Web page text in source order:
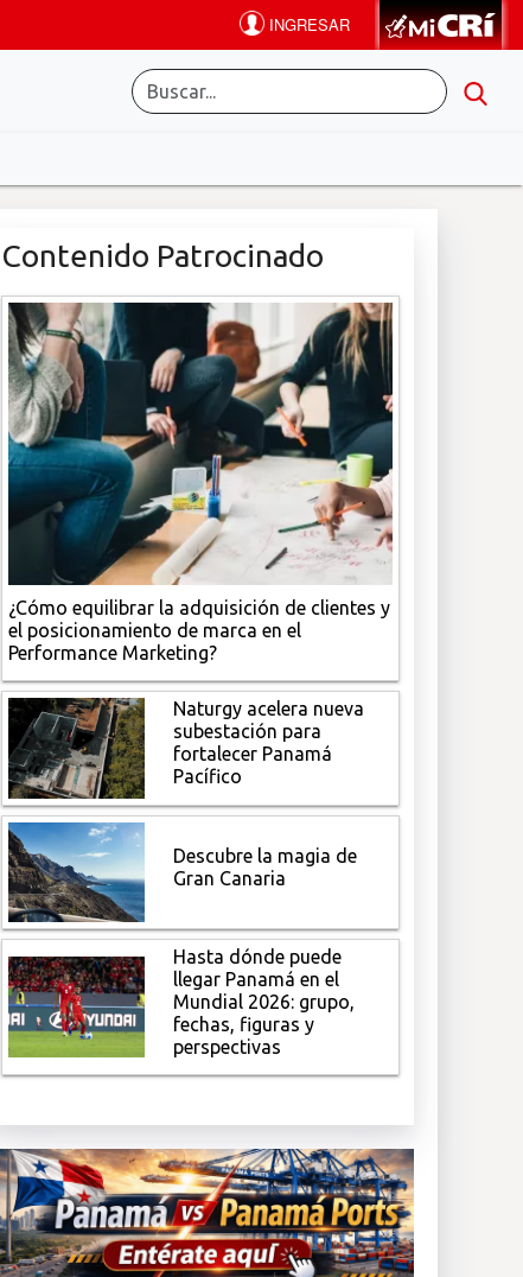
Contenido Patrocinado
¿Cómo equilibrar la adquisición de clientes y
el posicionamiento de marca en el
Performance Marketing?
Naturgy acelera nueva
subestación para
fortalecer Panamá
Pacífico
Descubre la magia de
Gran Canaria
Hasta dónde puede
llegar Panamá en el
Mundial 2026: grupo,
fechas, figuras y
perspectivas